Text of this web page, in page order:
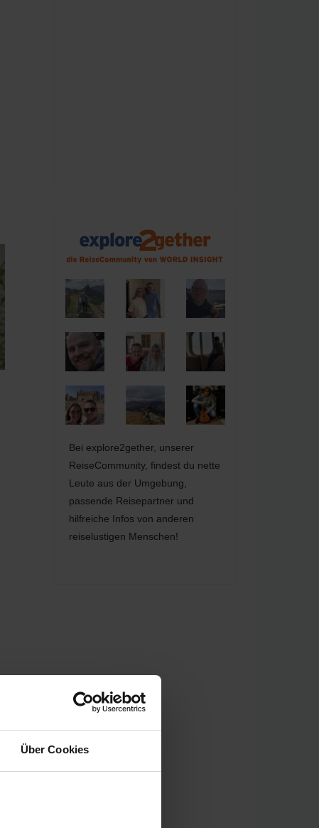
Über Cookies
Bei explore2gether, unserer
ReiseCommunity, findest du nette
Leute aus der Umgebung,
passende Reisepartner und
hilfreiche Infos von anderen
reiselustigen Menschen!